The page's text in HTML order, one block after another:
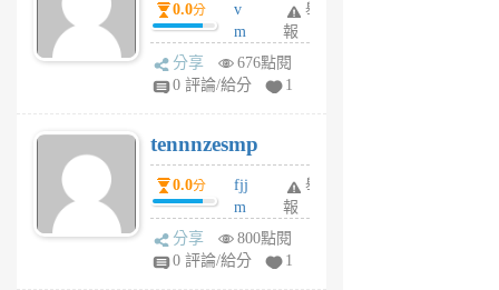
月
前
0.0分
v
m
sg
sr
6
個
月
前
舉
報
分享
676點閱
0 評論/給分
1
tennnzesmp
0.0分
fjj
m
w
rs
舉
報
分享
800點閱
0 評論/給分
1